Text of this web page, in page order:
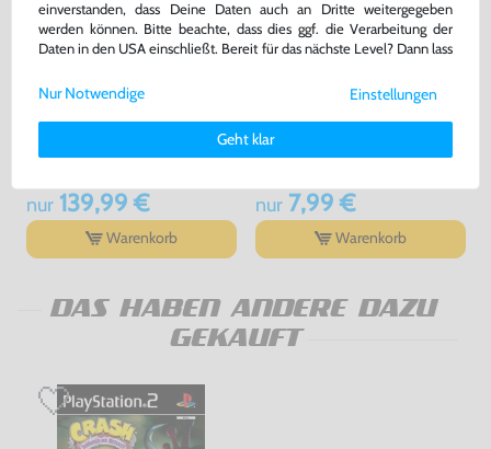
sehr guter Zustand, gebraucht
nur139,99 €
Warenkorb
Netzkabel
gebraucht
nur7,99 €
Warenkorb
DAS HABEN ANDERE DAZU
GEKAUFT
einverstanden, dass Deine Daten auch an Dritte weitergegeben
werden können. Bitte beachte, dass dies ggf. die Verarbeitung der
Daten in den USA einschließt. Bereit für das nächste Level? Dann lass
Weitere Informationen zu den von uns verwendeten Cookies und
Deinen Rechten als Nutzer findest Du in unsererDaten­schutz­
Impressum.
Einstellungen
Geht klar
Nur Notwendige